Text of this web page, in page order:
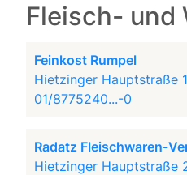
Fleisch- und
Feinkost Rumpel
Hietzinger Hauptstraße
01/8775240...-0
Radatz Fleischwaren-
Hietzinger Hauptstraße